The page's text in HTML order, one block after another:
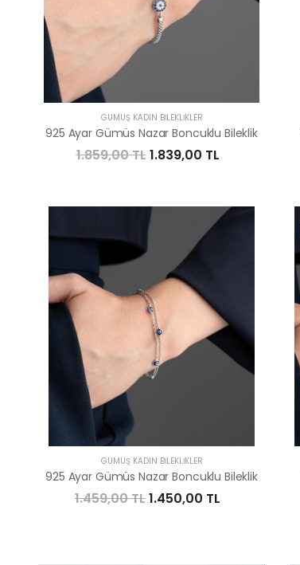
GÜMÜŞ KADIN BILEKLIKLER
925 Ayar Gümüs Nazar Boncuklu Bileklik
1.859,00 TL1.839,00 TL
GÜMÜŞ KADIN BILEKLIKLER
925 Ayar Gümüs Nazar Boncuklu Bileklik
1.459,00 TL1.450,00 TL